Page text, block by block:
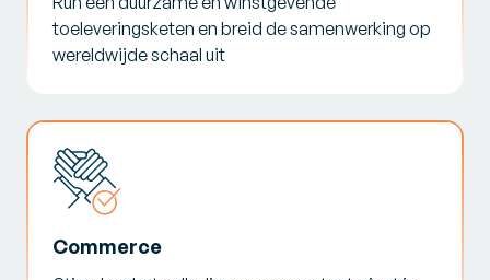
toeleveringsketen en breid de samenwerking op
wereldwijde schaal uit
Commerce